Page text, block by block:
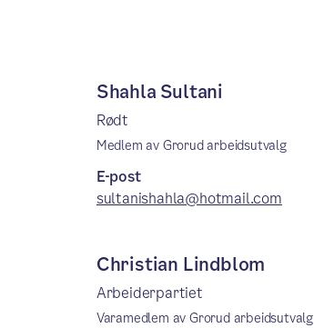
Shahla Sultani
Rødt
Medlem av Grorud arbeidsutvalg
E-post
sultanishahla@hotmail.com
Christian Lindblom
Arbeiderpartiet
Varamedlem av Grorud arbeidsutvalg